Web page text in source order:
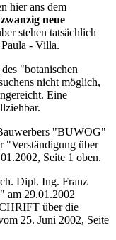
hier ans dem
neue
stehen tatsächlich
- Villa.
"botanischen
nicht möglich,
Eine
"BUWOG"
"Verständigung über
Seite 1 oben.
Dipl. Ing. Franz
am 29.01.2002
über die
25. Juni 2002, Seite